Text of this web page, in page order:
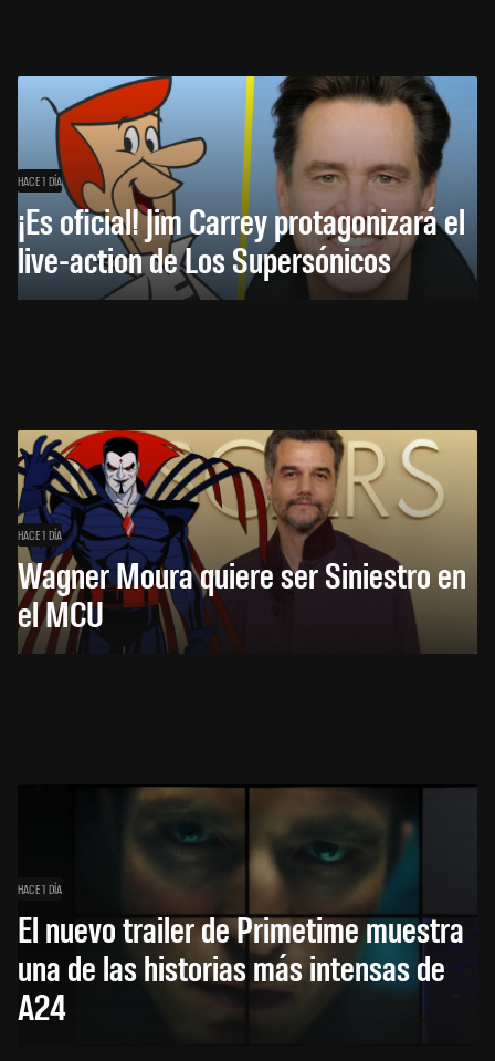
HACE 1 DÍA
¡Es oficial! Jim Carrey protagonizará el
live-action de Los Supersónicos
HACE 1 DÍA
Wagner Moura quiere ser Siniestro en
el MCU
HACE 1 DÍA
El nuevo trailer de Primetime muestra
una de las historias más intensas de
A24